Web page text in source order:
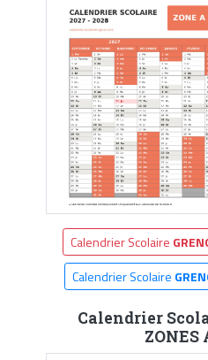
Calendrier Scolaire
Calendrier Scolaire
Calendrier
ZONES